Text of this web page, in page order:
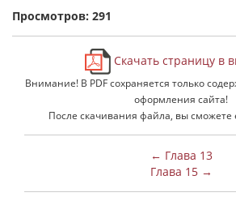
Просмотров: 291
Скачать страницу в
Внимание! В PDF сохраняется только
оформления сайта!
После скачивания файла, вы сможете
← Глава 13
Глава 15 →